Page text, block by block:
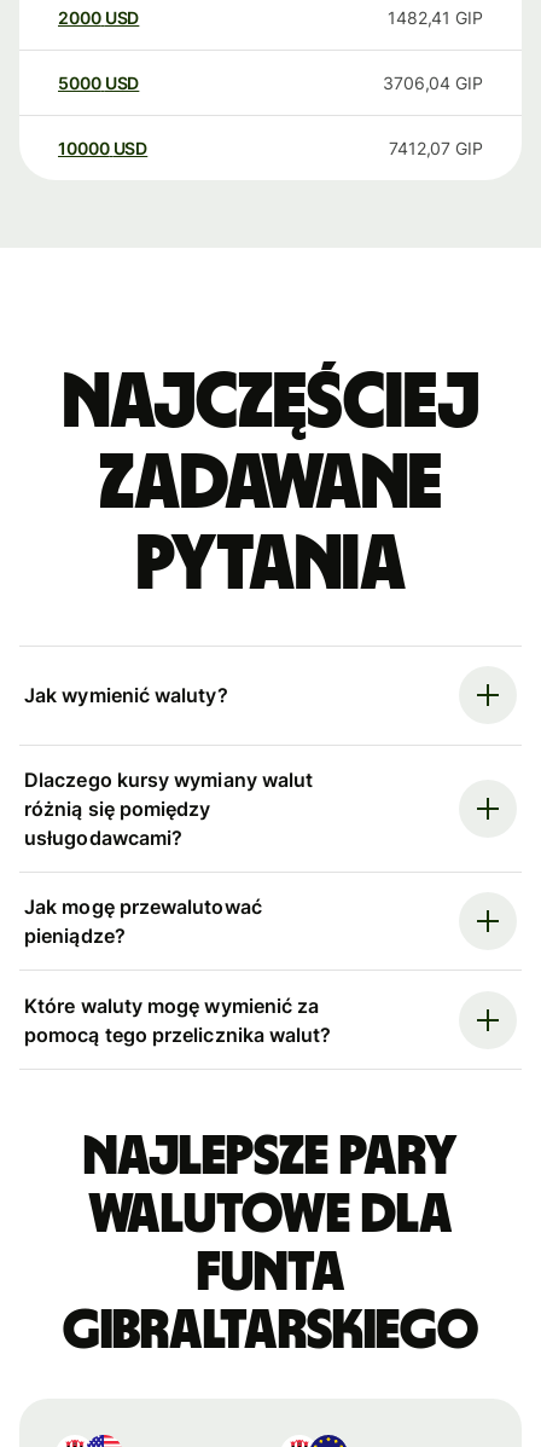
2000 USD 1482,41 GIP
5000 USD 3706,04 GIP
10000 USD 7412,07 GIP
Najczęściej
zadawane
pytania
Jak wymienić waluty?
Dlaczego kursy wymiany walut
różnią się pomiędzy
usługodawcami?
Jak mogę przewalutować
pieniądze?
Które waluty mogę wymienić za
pomocą tego przelicznika walut?
Najlepsze pary
walutowe dla
funta
gibraltarskiego